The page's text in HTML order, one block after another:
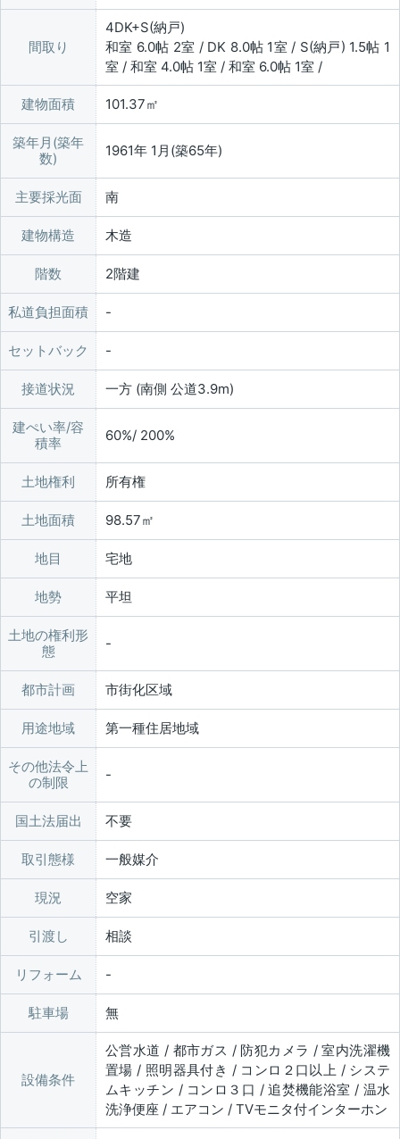
間取り
4DK+S(納戸)
和室 6.0帖 2室 / DK 8.0帖 1室 / S(納戸) 1.5帖 1
室 / 和室 4.0帖 1室 / 和室 6.0帖 1室 /
建物面積 101.37㎡
築年月(築年
数)
1961年 1月(築65年)
主要採光面 南
建物構造 木造
階数 2階建
私道負担面積
セットバック
接道状況 一方 (南側 公道3.9m)
建ぺい率/容
積率
60%/ 200%
土地権利 所有権
土地面積 98.57㎡
地目 宅地
地勢 平坦
土地の権利形
態
都市計画 市街化区域
用途地域 第一種住居地域
その他法令上
の制限
国土法届出 不要
取引態様 一般媒介
現況 空家
引渡し 相談
リフォーム
駐車場 無
設備条件
公営水道 / 都市ガス / 防犯カメラ / 室内洗濯機
置場 / 照明器具付き / コンロ２口以上 / システ
ムキッチン / コンロ３口 / 追焚機能浴室 / 温水
洗浄便座 / エアコン / TVモニタ付インターホン